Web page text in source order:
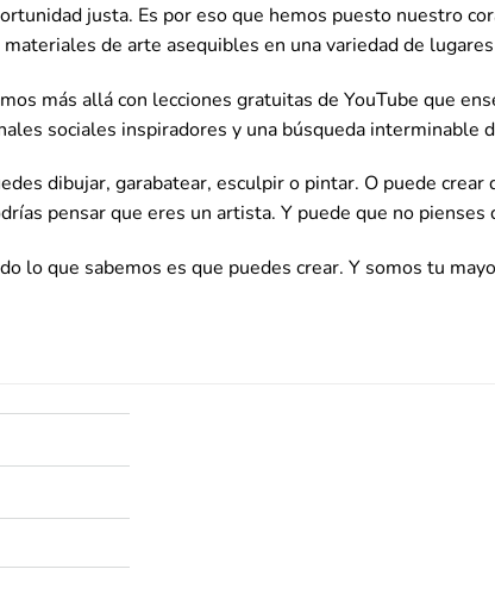
justa. Es por eso que hemos puesto nuestro
materiales de arte asequibles en una variedad de
más allá con lecciones gratuitas de YouTube que
sociales inspiradores y una búsqueda interminable
dibujar, garabatear, esculpir o pintar. O puede
pensar que eres un artista. Y puede que no pienses
lo que sabemos es que puedes crear. Y somos tu